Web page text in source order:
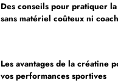
Des conseils pour pratiquer
sans matériel coûteux ni
Les avantages de la créatine
vos performances sportives